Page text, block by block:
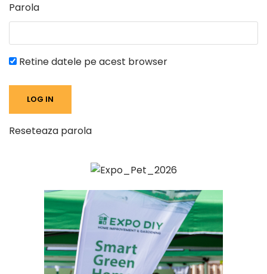
Parola
Retine datele pe acest browser
Reseteaza parola